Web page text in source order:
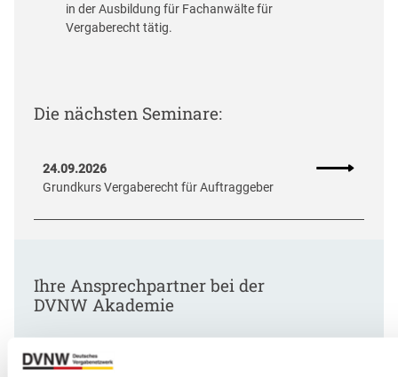
in der Ausbildung für Fachanwälte für
Vergaberecht tätig.
Die nächsten Seminare:
24.09.2026
Grundkurs Vergaberecht für Auftraggeber
Ihre Ansprechpartner bei der
DVNW Akademie
Sprechen Sie uns an – wir freuen uns auf Sie!